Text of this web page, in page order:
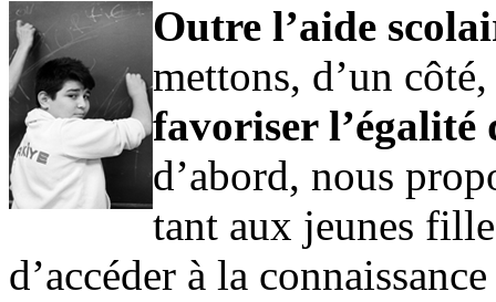
Outre l’aide
mettons, d’un
favoriser l’égalité
d’abord, nous
tant aux jeunes
d’accéder à la